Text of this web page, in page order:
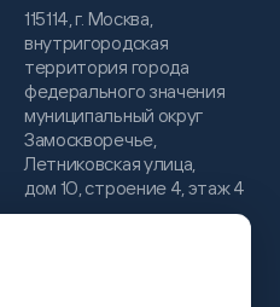
115114, г. Москва,
внутригородская
территория города
федерального значения
муниципальный округ
Замоскворечье,
Летниковская улица,
дом 10, строение 4, этаж 4